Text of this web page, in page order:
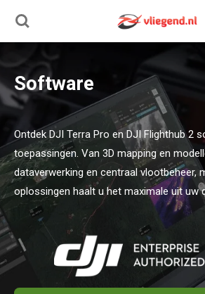
Ga
hoofdinhoud
Software
Ontdek DJI Terra Pro en DJI Flighthub 2
toepassingen. Van 3D mapping en
dataverwerking en centraal vlootbeheer,
oplossingen haalt u het maximale uit uw